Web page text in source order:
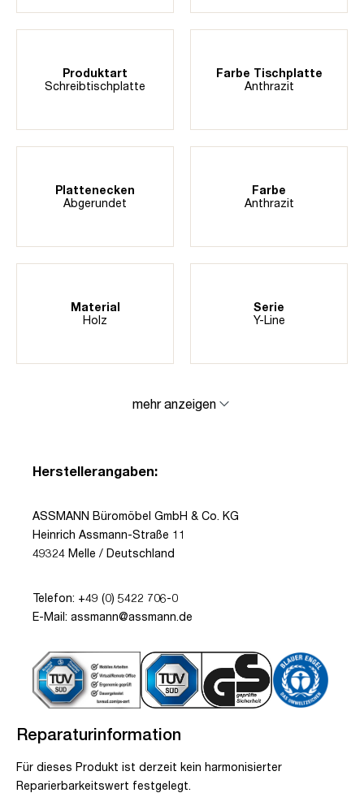
Produktart
Schreibtischplatte
Farbe Tischplatte
Anthrazit
Plattenecken
Abgerundet
Farbe
Anthrazit
Material
Holz
Serie
Y-Line
mehr anzeigen
Herstellerangaben:
ASSMANN Büromöbel GmbH & Co. KG
Heinrich Assmann-Straße 11
49324 Melle / Deutschland
Telefon: +49 (0) 5422 706-0
E-Mail: assmann@assmann.de
Reparaturinformation
Für dieses Produkt ist derzeit kein harmonisierter
Reparierbarkeitswert festgelegt.